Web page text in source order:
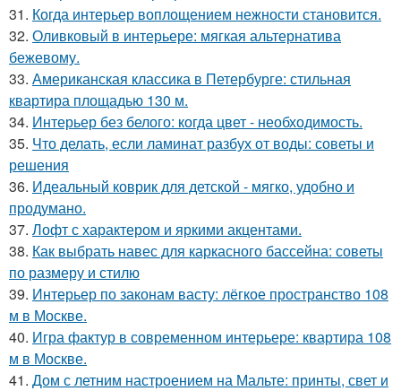
31. Когда интерьер воплощением нежности становится.
32. Оливковый в интерьере: мягкая альтернатива
бежевому.
33. Американская классика в Петербурге: стильная
квартира площадью 130 м.
34. Интерьер без белого: когда цвет - необходимость.
35. Что делать, если ламинат разбух от воды: советы и
решения
36. Идеальный коврик для детской - мягко, удобно и
продумано.
37. Лофт с характером и яркими акцентами.
38. Как выбрать навес для каркасного бассейна: советы
по размеру и стилю
39. Интерьер по законам васту: лёгкое пространство 108
м в Москве.
40. Игра фактур в современном интерьере: квартира 108
м в Москве.
41. Дом с летним настроением на Мальте: принты, свет и